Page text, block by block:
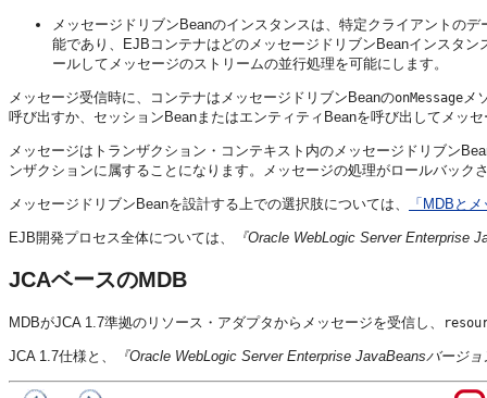
メッセージドリブンBeanのインスタンスは、特定クライアントの
能であり、EJBコンテナはどのメッセージドリブンBeanインスタ
ールしてメッセージのストリームの並行処理を可能にします。
メッセージ受信時に、コンテナはメッセージドリブンBeanのonMessage メ
呼び出すか、セッションBeanまたはエンティティBeanを呼び出してメッ
メッセージはトランザクション・コンテキスト内のメッセージドリブン
ンザクションに属することになります。メッセージの処理がロールバック
メッセージドリブンBeanを設計する上での選択肢については、 「MDBと
EJB開発プロセス全体については、 『Oracle WebLogic Server Enterprise
JCAベースのMDB
MDBがJCA 1.7準拠のリソース・アダプタからメッセージを受信し、
JCA 1.7仕様と、 『Oracle WebLogic Server Enterprise JavaBeansバージ